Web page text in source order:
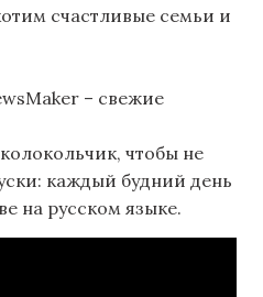
счастливые семьи и
– свежие
чтобы не
каждый будний день
на русском языке.